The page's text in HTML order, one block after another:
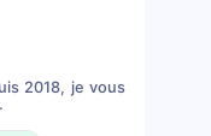
2018, je vous